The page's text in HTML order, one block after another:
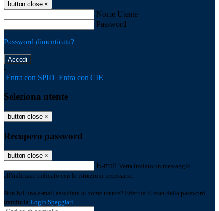
button close ×
Nome Utente
Password
Password dimenticata?
-
Entra con SPID Entra con CIE
Seleziona utente
button close ×
Recupero password
button close ×
E-mail Verrà inviato un messaggio
all'indirizzo indicato con le istruzioni necessarie.
Non hai una e-mail associata al nome utente? Effettua il reset della password
tramite la Login Spaggiari